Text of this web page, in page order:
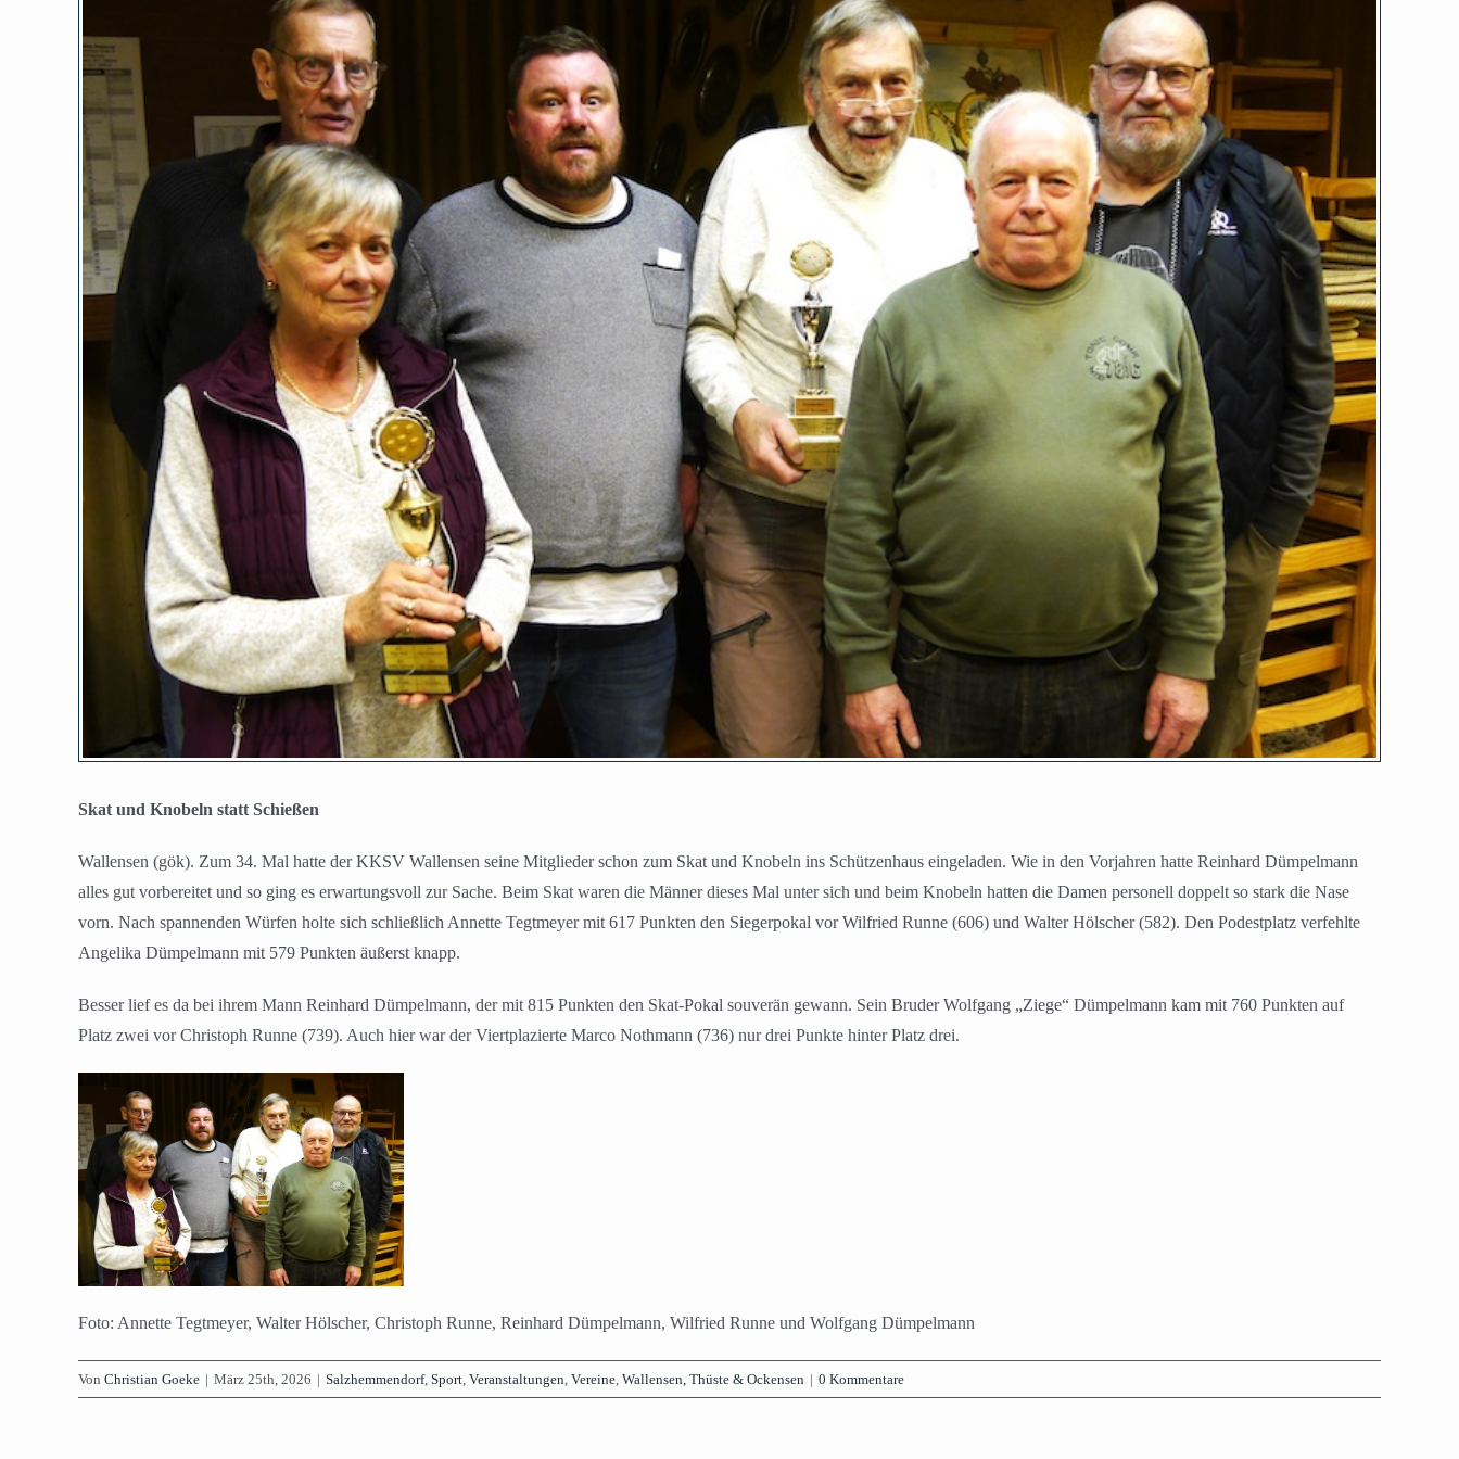
Skat und Knobeln statt Schießen
Wallensen (gök). Zum 34. Mal hatte der KKSV Wallensen seine Mitglieder schon zum Skat und Knobeln ins Schützenhaus eingeladen. Wie in den Vorjahren hatte Reinhard Dümpelmann
alles gut vorbereitet und so ging es erwartungsvoll zur Sache. Beim Skat waren die Männer dieses Mal unter sich und beim Knobeln hatten die Damen personell doppelt so stark die Nase
vorn. Nach spannenden Würfen holte sich schließlich Annette Tegtmeyer mit 617 Punkten den Siegerpokal vor Wilfried Runne (606) und Walter Hölscher (582). Den Podestplatz verfehlte
Angelika Dümpelmann mit 579 Punkten äußerst knapp.
Besser lief es da bei ihrem Mann Reinhard Dümpelmann, der mit 815 Punkten den Skat-Pokal souverän gewann. Sein Bruder Wolfgang „Ziege“ Dümpelmann kam mit 760 Punkten auf
Platz zwei vor Christoph Runne (739). Auch hier war der Viertplazierte Marco Nothmann (736) nur drei Punkte hinter Platz drei.
Foto: Annette Tegtmeyer, Walter Hölscher, Christoph Runne, Reinhard Dümpelmann, Wilfried Runne und Wolfgang Dümpelmann
Von Christian Goeke | März 25th, 2026 | Salzhemmendorf, Sport Veranstaltungen Vereine Wallensen, Thüste & Ockensen | 0 Kommentare